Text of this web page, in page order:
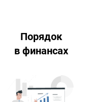
Порядок
в финансах